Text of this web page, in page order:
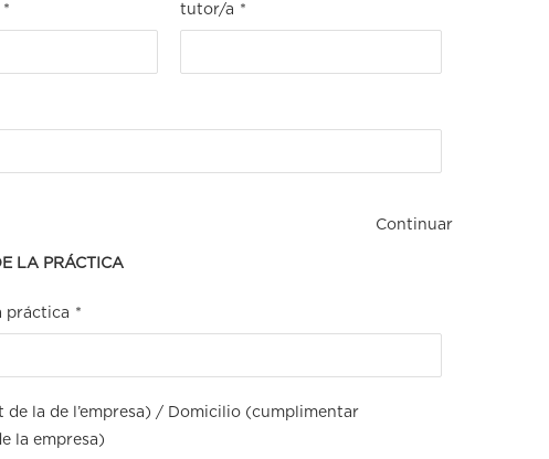
*
tutor/a *
Continuar
LA PRÁCTICA
práctica *
de la de l’empresa) / Domicilio (cumplimentar
la empresa)